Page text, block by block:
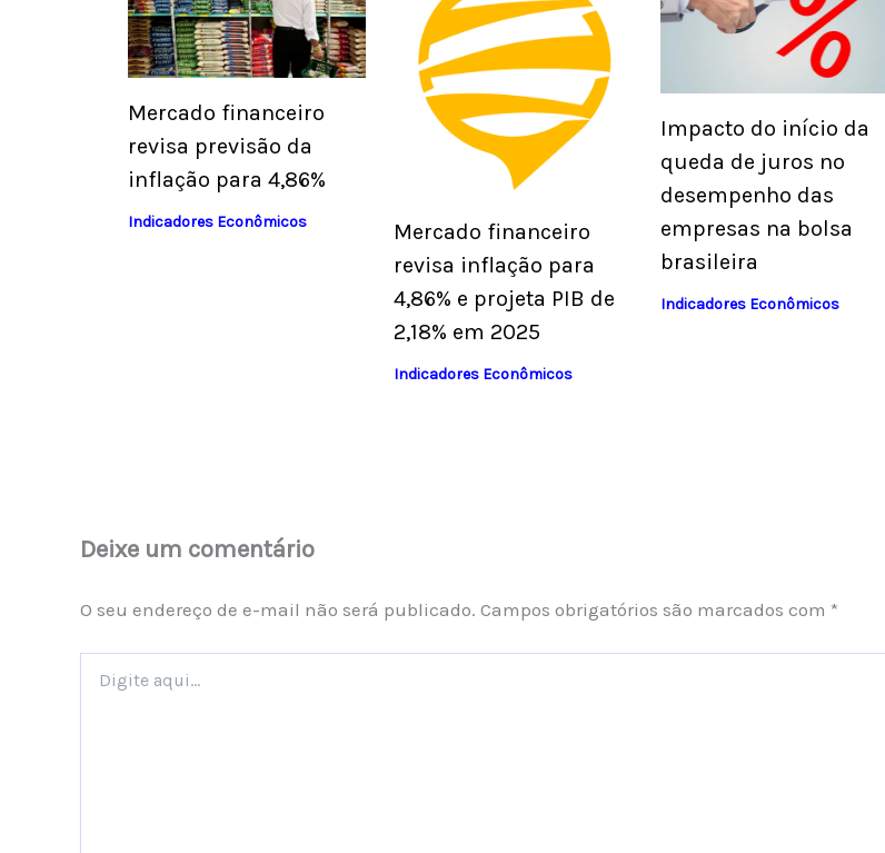
Mercado financeiro
revisa previsão da
inflação para 4,86%
Indicadores Econômicos
Mercado financeiro
revisa inflação para
4,86% e projeta PIB de
2,18% em 2025
Indicadores Econômicos
Impacto do início da
queda de juros no
desempenho das
empresas na bolsa
brasileira
Indicadores Econômicos
Deixe um comentário
O seu endereço de e-mail não será publicado. Campos obrigatórios são marcados com *
aqui...